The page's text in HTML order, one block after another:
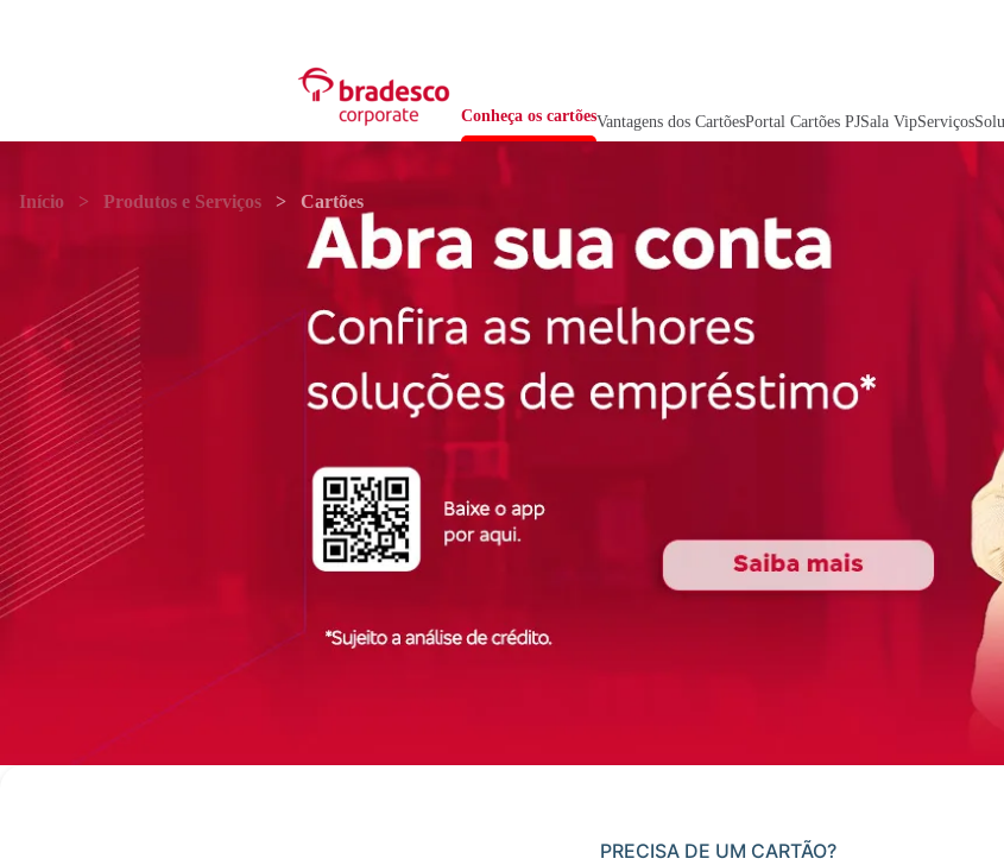
Conheça os cartõesVantagens dos CartõesPortal Cartões PJSala VipServiços
Início Produtos e Serviços Cartões
PRECISA DE UM CARTÃO?